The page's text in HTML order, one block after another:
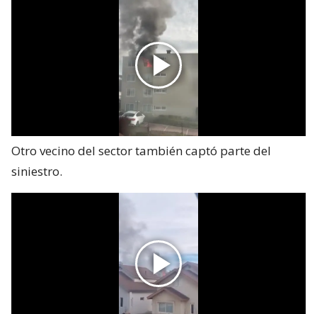
Otro vecino del sector también captó parte del
siniestro.